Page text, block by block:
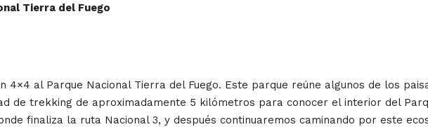
Tierra del Fuego
4×4 al Parque Nacional Tierra del Fuego. Este parque reúne algunos de los
de trekking de aproximadamente 5 kilómetros para conocer el interior del
finaliza la ruta Nacional 3, y después continuaremos caminando por este